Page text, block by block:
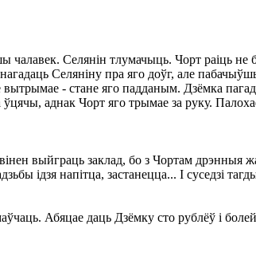
Селянін тлумачыць. Чорт раіць
Селяніну пра яго доўг, але
- стане яго падданым. Дзёмка
аднак Чорт яго трымае за руку.
выйграць заклад, бо з Чортам
ідзя напітца, застанецца... I суседзі
Абяцае даць Дзёмку сто рублёў і